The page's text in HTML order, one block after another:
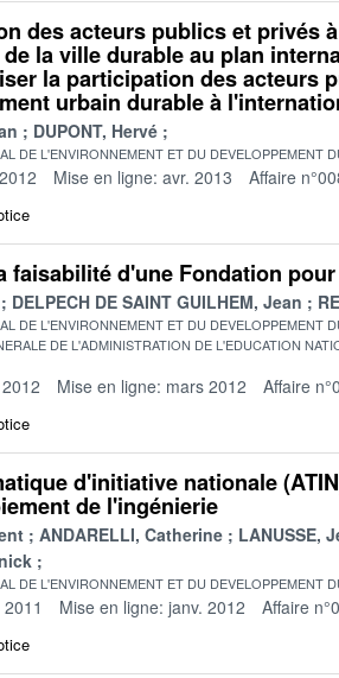
des acteurs publics et privés
la ville durable au plan
la participation des acteurs
urbain durable à
DUPONT, Hervé
DE L'ENVIRONNEMENT ET DU DEVELOPPEMENT
Mise en ligne: avr. 2013 Affaire
faisabilité d'une Fondation
DELPECH DE SAINT GUILHEM, Jean
DE L'ENVIRONNEMENT ET DU DEVELOPPEMENT
DE L'ADMINISTRATION DE L'EDUCATION
Mise en ligne: mars 2012 Affaire
d'initiative nationale
de l'ingénierie
ANDARELLI, Catherine
LANUSSE,
DE L'ENVIRONNEMENT ET DU DEVELOPPEMENT
Mise en ligne: janv. 2012 Affaire